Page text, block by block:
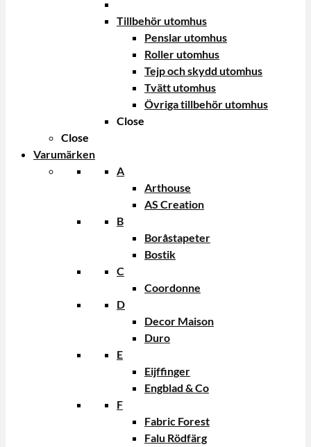
Tillbehör utomhus
Penslar utomhus
Roller utomhus
Tejp och skydd utomhus
Tvätt utomhus
Övriga tillbehör utomhus
Close
Close
Varumärken
A
Arthouse
AS Creation
B
Boråstapeter
Bostik
C
Coordonne
D
Decor Maison
Duro
E
Eijffinger
Engblad & Co
F
Fabric Forest
Falu Rödfärg